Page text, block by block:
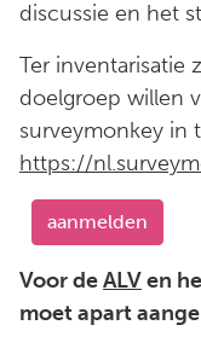
discussie en het
Ter inventarisatie
doelgroep willen
surveymonkey in
https://
aanmelden
Voor deALVen
moet apart